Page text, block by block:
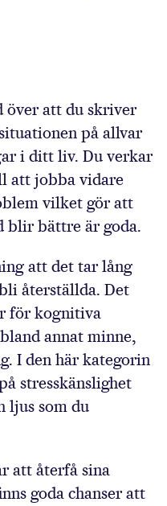
över att du skriver
på allvar
i ditt liv. Du verkar
att jobba vidare
vilket gör att
blir bättre är goda.
att det tar lång
återställda. Det
för kognitiva
annat minne,
I den här kategorin
stresskänslighet
ljus som du
att återfå sina
goda chanser att